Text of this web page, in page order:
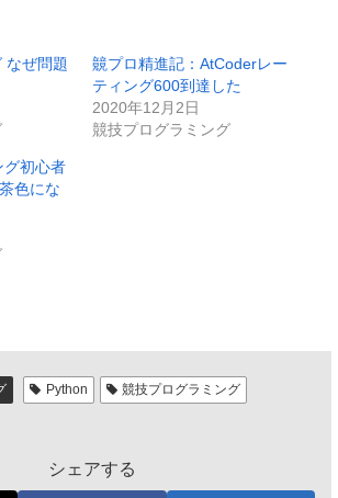
なぜ問題
竸プロ精進記：AtCoderレー
ティング600到達した
2020年12月2日
競技プログラミング
グ初心者
色にな
Python
競技プログラミング
シェアする